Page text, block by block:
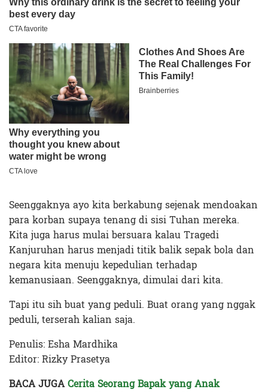
Seenggaknya ayo kita berkabung sejenak mendoakan
para korban supaya tenang di sisi Tuhan mereka.
Kita juga harus mulai bersuara kalau Tragedi
Kanjuruhan harus menjadi titik balik sepak bola dan
negara kita menuju kepedulian terhadap
kemanusiaan. Seenggaknya, dimulai dari kita.
Tapi itu sih buat yang peduli. Buat orang yang nggak
peduli, terserah kalian saja.
Penulis: Esha Mardhika
Editor: Rizky Prasetya
BACA JUGACerita Seorang Bapak yang Anak